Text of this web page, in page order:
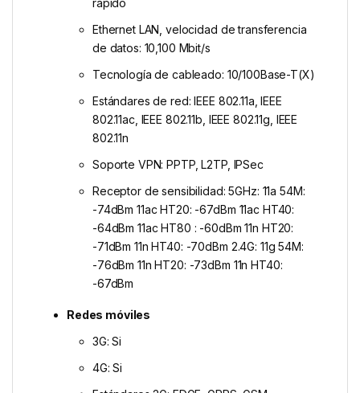
rápido
Ethernet LAN, velocidad de transferencia
de datos: 10,100 Mbit/s
Tecnología de cableado: 10/100Base-T(X)
Estándares de red: IEEE 802.11a, IEEE
802.11ac, IEEE 802.11b, IEEE 802.11g, IEEE
802.11n
Soporte VPN: PPTP, L2TP, IPSec
Receptor de sensibilidad: 5GHz: 11a 54M:
-74dBm 11ac HT20: -67dBm 11ac HT40:
-64dBm 11ac HT80 : -60dBm 11n HT20:
-71dBm 11n HT40: -70dBm 2.4G: 11g 54M:
-76dBm 11n HT20: -73dBm 11n HT40:
-67dBm
Redes móviles
3G: Si
4G: Si